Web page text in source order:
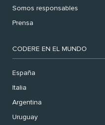
Somos responsables
Prensa
CODERE EN EL MUNDO
España
Italia
Argentina
Uruguay